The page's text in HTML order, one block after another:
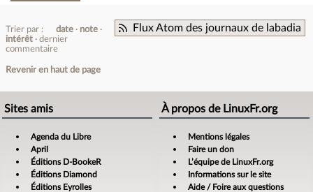
Flux Atom des journaux de labadia
Trier par : date
note
intérêt
dernier
commentaire
Revenir en haut de page
Sites amis
Agenda du Libre
April
Éditions D-BookeR
Éditions Diamond
Éditions Eyrolles
À propos de LinuxFr.org
Mentions légales
Faire un don
L’équipe de LinuxFr.org
Informations sur le site
Aide / Foire aux questions